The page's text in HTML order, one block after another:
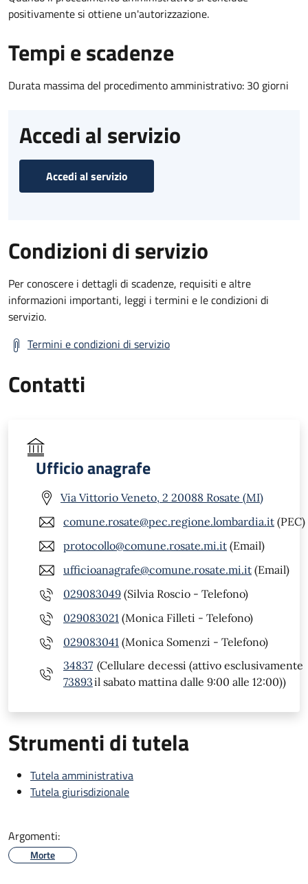
positivamente si ottiene un'autorizzazione.
Tempi e scadenze
Durata massima del procedimento amministrativo: 30 giorni
Accedi al servizio
Accedi al servizio
Condizioni di servizio
Per conoscere i dettagli di scadenze, requisiti e altre
informazioni importanti, leggi i termini e le condizioni di
servizio.
Termini e condizioni di servizio
Contatti
Ufficio anagrafe
Via Vittorio Veneto, 2 20088 Rosate (MI)
comune.rosate@pec.regione.lombardia.it (PEC)
protocollo@comune.rosate.mi.it (Email)
ufficioanagrafe@comune.rosate.mi.it (Email)
029083049 (Silvia Roscio - Telefono)
029083021 (Monica Filleti - Telefono)
029083041 (Monica Somenzi - Telefono)
34837
73893
(Cellulare decessi (attivo esclusivamente
il sabato mattina dalle 9:00 alle 12:00))
Strumenti di tutela
Tutela amministrativa
Tutela giurisdizionale
Argomenti:
Morte